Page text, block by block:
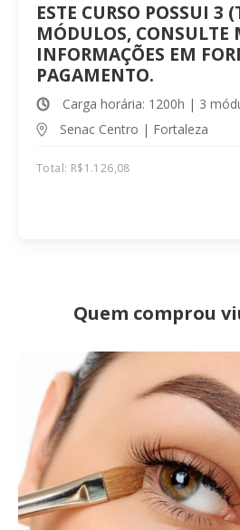
ESTE CURSO POSSUI 3
MÓDULOS, CONSULTE
INFORMAÇÕES EM
PAGAMENTO.
Carga horária: 1200h | 3
Senac Centro | Fortaleza
Total: R$1.126,08
Quem comprou